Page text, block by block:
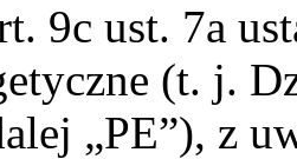
9c ust. 7a
(t. j.
„PE”), z